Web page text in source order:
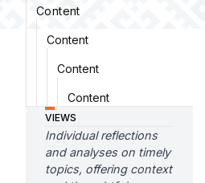
Content
Content
Content
Content
VIEWS
Individual reflections
and analyses on timely
topics, offering context